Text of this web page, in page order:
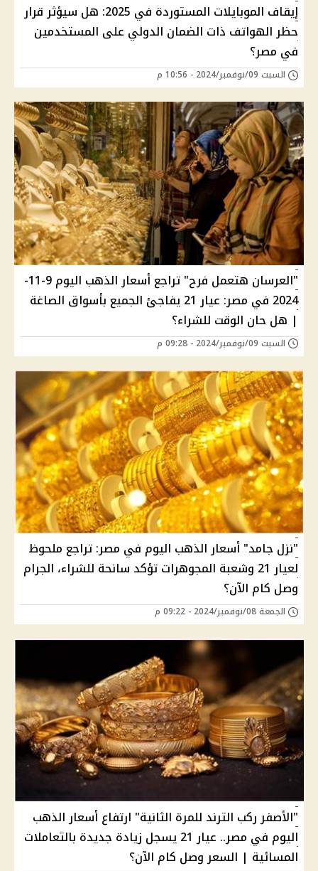
إيقاف الموبايلات المستوردة في 2025: هل سيؤثر قرار
حظر الهواتف ذات الضمان الدولي على المستخدمين
في مصر؟
السبت 09/نوفمبر/2024 - 10:56 م
"العرسان هتعمل فرح" تراجع أسعار الذهب اليوم 9-11-
2024 في مصر: عيار 21 يفاجئ الجميع بأسواق الصاغة
| هل حان الوقت للشراء؟
السبت 09/نوفمبر/2024 - 09:28 م
"نزل جامد" أسعار الذهب اليوم في مصر: تراجع ملحوظ
لعيار 21 وشعبة المجوهرات تؤكد سانحة للشراء، الجرام
وصل كام الآن؟
الجمعة 08/نوفمبر/2024 - 09:22 م
"الأصفر ركب الترند للمرة الثانية" ارتفاع أسعار الذهب
اليوم في مصر.. عيار 21 يسجل زيادة جديدة بالتعاملات
المسائية | السعر وصل كام الآن؟